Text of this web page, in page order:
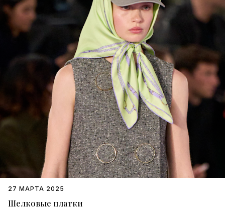
Шелковые платки
27 МАРТА 2025